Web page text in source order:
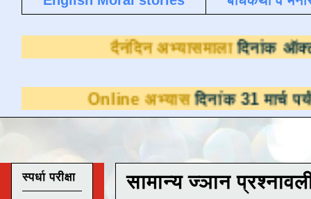
दैनंदिन
दिनांक 31 मार्च पर्यंत
सामान्य ज्ञान
स्पर्धा परीक्षा